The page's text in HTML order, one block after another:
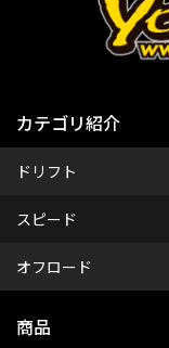
カテゴリ紹介
ドリフト
スピード
オフロード
商品